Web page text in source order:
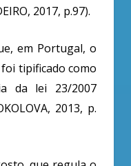
2017, p.97).
em Portugal, o
tipificado como
da lei 23/2007
2013, p.